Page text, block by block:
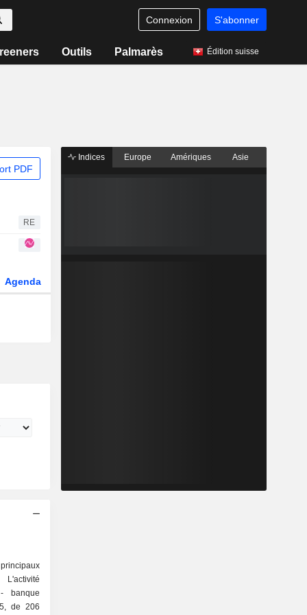
Connexion S'abonner
Outils Palmarès Édition suisse
PDF
RE
Agenda
de 206
Indices Europe Amériques Asie